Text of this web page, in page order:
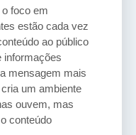
foco em
estão cada vez
ao público
informações
mensagem mais
um ambiente
ouvem, mas
conteúdo